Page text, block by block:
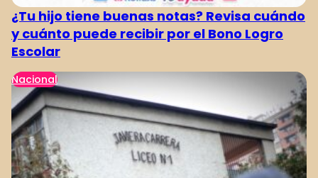
¿Tu hijo tiene buenas notas? Revisa cuándo
y cuánto puede recibir por el Bono Logro
Escolar
Nacional